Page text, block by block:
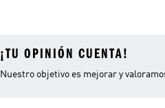
¡TU OPINIÓN CUENTA!
Nuestro objetivo es mejorar y